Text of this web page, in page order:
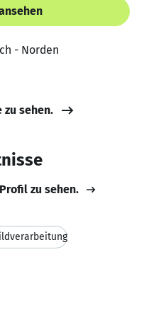
- Norden
zu sehen.
zu sehen.